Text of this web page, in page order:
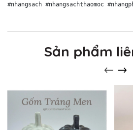
#nhangsach #nhangsachthaomoc
Sản phẩm